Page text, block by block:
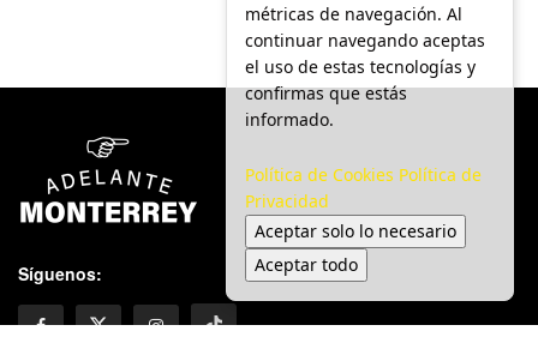
Síguenos:
métricas de navegación. Al
continuar navegando aceptas
el uso de estas tecnologías y
confirmas que estás
informado.
Política de Cookies Política de
Privacidad
Aceptar solo lo necesario
Aceptar todo